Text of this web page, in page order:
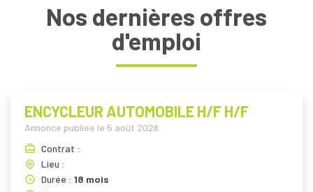
Nos dernières offres
d'emploi
ENCYCLEUR AUTOMOBILE H/F H/F
Annonce publiée le 5 août 2026
Contrat :
Lieu :
Durée : 18 mois